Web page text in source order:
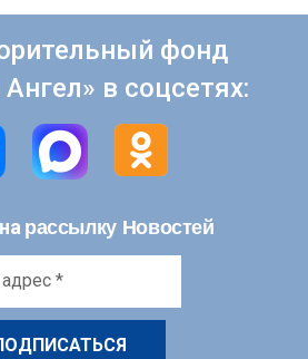
фонд
в соцсетях:
рассылку Новостей